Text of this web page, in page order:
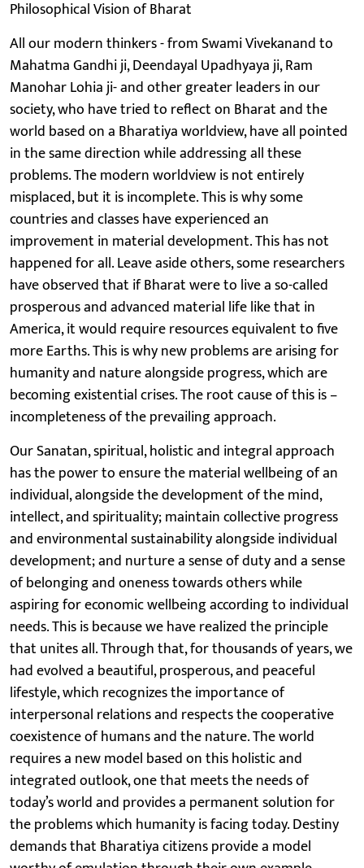
Philosophical Vision of Bharat
All our modern thinkers - from Swami Vivekanand to
Mahatma Gandhi ji, Deendayal Upadhyaya ji, Ram
Manohar Lohia ji- and other greater leaders in our
society, who have tried to reflect on Bharat and the
world based on a Bharatiya worldview, have all pointed
in the same direction while addressing all these
problems. The modern worldview is not entirely
misplaced, but it is incomplete. This is why some
countries and classes have experienced an
improvement in material development. This has not
happened for all. Leave aside others, some researchers
have observed that if Bharat were to live a so-called
prosperous and advanced material life like that in
America, it would require resources equivalent to five
more Earths. This is why new problems are arising for
humanity and nature alongside progress, which are
becoming existential crises. The root cause of this is –
incompleteness of the prevailing approach.
Our Sanatan, spiritual, holistic and integral approach
has the power to ensure the material wellbeing of an
individual, alongside the development of the mind,
intellect, and spirituality; maintain collective progress
and environmental sustainability alongside individual
development; and nurture a sense of duty and a sense
of belonging and oneness towards others while
aspiring for economic wellbeing according to individual
needs. This is because we have realized the principle
that unites all. Through that, for thousands of years, we
had evolved a beautiful, prosperous, and peaceful
lifestyle, which recognizes the importance of
interpersonal relations and respects the cooperative
coexistence of humans and the nature. The world
requires a new model based on this holistic and
integrated outlook, one that meets the needs of
today’s world and provides a permanent solution for
the problems which humanity is facing today. Destiny
demands that Bharatiya citizens provide a model